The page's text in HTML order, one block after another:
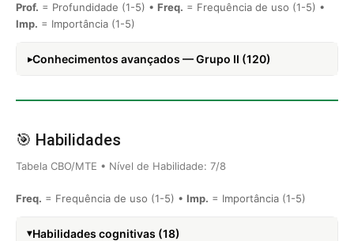
Prof. = Profundidade (1-5) • Freq. = Frequência de uso (1-5) •
Imp. = Importância (1-5)
Conhecimentos avançados — Grupo II (120)
🎯 Habilidades
Tabela CBO/MTE • Nível de Habilidade: 7/8
Freq. = Frequência de uso (1-5) • Imp. = Importância (1-5)
Habilidades cognitivas (18)